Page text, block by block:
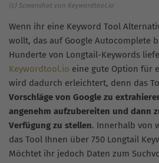
(c) Screenshot von Keywordtool.io
Wenn ihr eine Keyword Tool
wollt, das auf Google Autocomplete
Hunderte von Longtail-Keywords
Keywordtool.io eine gute Option für
wird dadurch erleichtert, denn das
Vorschläge von Google zu
angenehm aufzubereiten und dann
Verfügung zu stellen. Innerhalb von
das Tool Ihnen über 750 Longtail
Möchtet ihr jedoch Daten zum